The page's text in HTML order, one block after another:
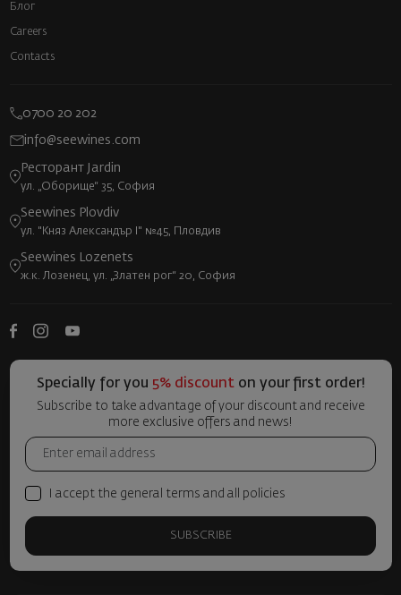
Блог
Careers
Contacts
0700 20 202
info@seewines.com
Ресторант Jardin
ул. „Оборище“ 35, София
Seewines Plovdiv
ул. "Княз Александър I" №45, Пловдив
Seewines Lozenets
ж.к. Лозенец, ул. „Златен рог“ 20, София
Specially for you 5% discount on your first order!
Subscribe to take advantage of your discount and receive
more exclusive offers and news!
I accept the general terms and all policies
SUBSCRIBE